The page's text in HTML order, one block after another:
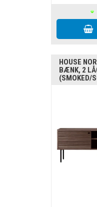
HOUSE
BÆNK, 2
(SMOKED/